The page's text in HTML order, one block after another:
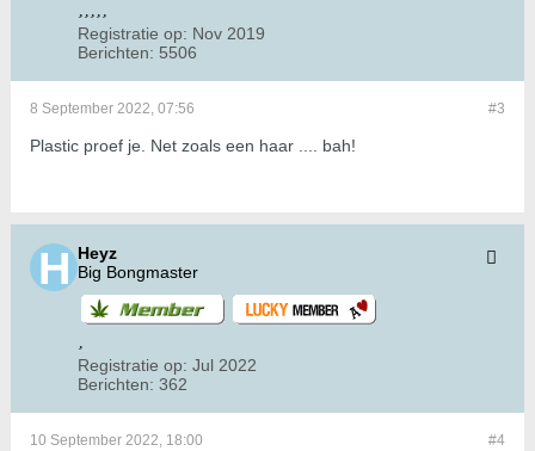
Registratie op: Nov 2019
Berichten: 5506
#3
8 September 2022, 07:56
Plastic proef je. Net zoals een haar .... bah!
Heyz
Big Bongmaster
Registratie op: Jul 2022
Berichten: 362
#4
10 September 2022, 18:00